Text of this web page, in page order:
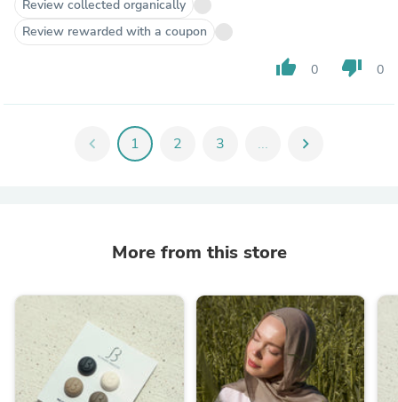
Review collected organically
Review rewarded with a coupon
thumb_up 0 thumb_down 0
chevron_left 1 2 3 ... chevron_right
More from this store